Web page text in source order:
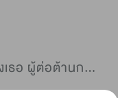
ความรักของเธอ ผู้ต่อต้านการแต่งงาน